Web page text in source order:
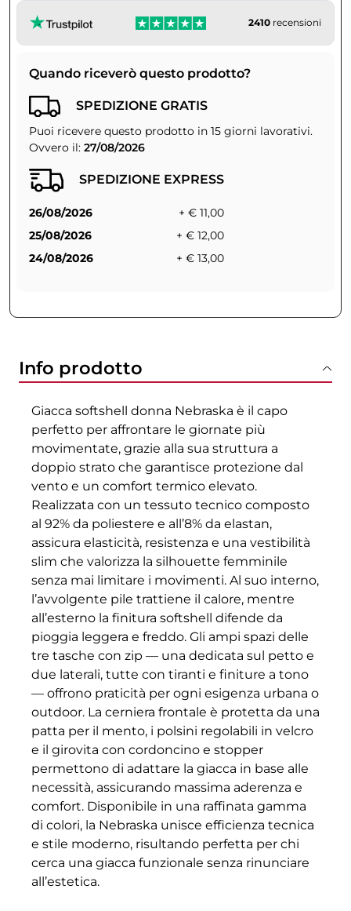
2410 recensioni
Quando riceverò questo prodotto?
SPEDIZIONE GRATIS
Puoi ricevere questo prodotto in 15 giorni lavorativi.
Ovvero il: 27/08/2026
SPEDIZIONE EXPRESS
26/08/2026
+ € 11,00
25/08/2026
+ € 12,00
24/08/2026
+ € 13,00
Info prodotto
Giacca softshell donna Nebraska è il capo
perfetto per affrontare le giornate più
movimentate, grazie alla sua struttura a
doppio strato che garantisce protezione dal
vento e un comfort termico elevato.
Realizzata con un tessuto tecnico composto
al 92% da poliestere e all’8% da elastan,
assicura elasticità, resistenza e una vestibilità
slim che valorizza la silhouette femminile
senza mai limitare i movimenti. Al suo interno,
l’avvolgente pile trattiene il calore, mentre
all’esterno la finitura softshell difende da
pioggia leggera e freddo. Gli ampi spazi delle
tre tasche con zip — una dedicata sul petto e
due laterali, tutte con tiranti e finiture a tono
— offrono praticità per ogni esigenza urbana o
outdoor. La cerniera frontale è protetta da una
patta per il mento, i polsini regolabili in velcro
e il girovita con cordoncino e stopper
permettono di adattare la giacca in base alle
necessità, assicurando massima aderenza e
comfort. Disponibile in una raffinata gamma
di colori, la Nebraska unisce efficienza tecnica
e stile moderno, risultando perfetta per chi
cerca una giacca funzionale senza rinunciare
all’estetica.